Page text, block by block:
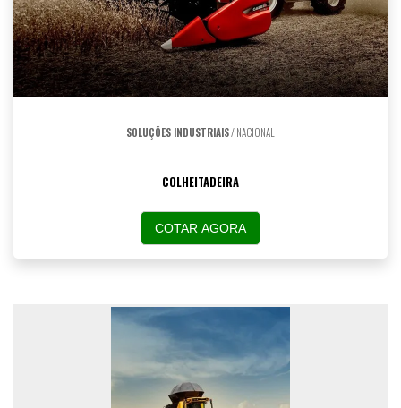
SOLUÇÕES INDUSTRIAIS/ NACIONAL
COLHEITADEIRA
COTAR AGORA